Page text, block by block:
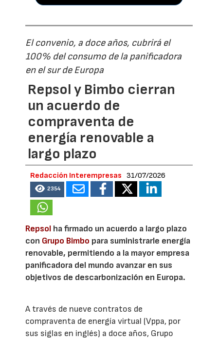
El convenio, a doce años, cubrirá el
100% del consumo de la panificadora
en el sur de Europa
Repsol y Bimbo cierran
un acuerdo de
compraventa de
energía renovable a
largo plazo
Redacción Interempresas 31/07/2026
2354
Repsol ha firmado un acuerdo a largo plazo
con Grupo Bimbo para suministrarle energía
renovable, permitiendo a la mayor empresa
panificadora del mundo avanzar en sus
objetivos de descarbonización en Europa.
A través de nueve contratos de
compraventa de energía virtual (Vppa, por
sus siglas en inglés) a doce años, Grupo